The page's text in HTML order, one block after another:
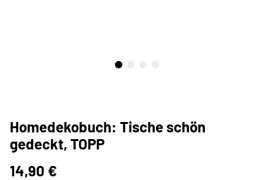
Homedekobuch: Tische schön
gedeckt, TOPP
14,90 €